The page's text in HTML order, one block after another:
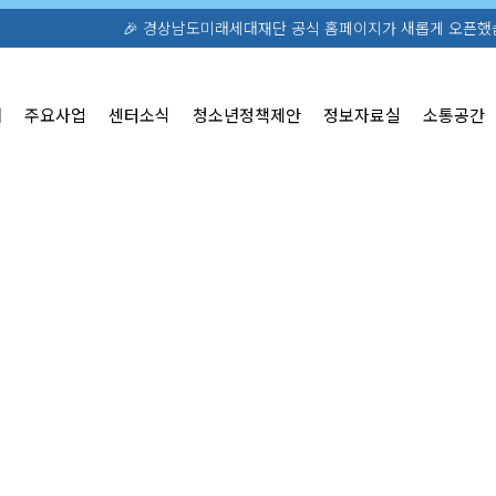
상남도미래세대재단 공식 홈페이지가 새롭게 오픈했습니다! 청소년활동·정
주요사업 센터소식 청소년정책제안 정보자료실 소통공간